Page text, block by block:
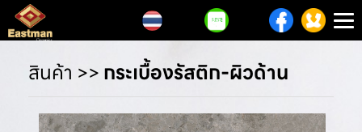
สินค้า >>กระเบื้องรัสติก-ผิวด้าน